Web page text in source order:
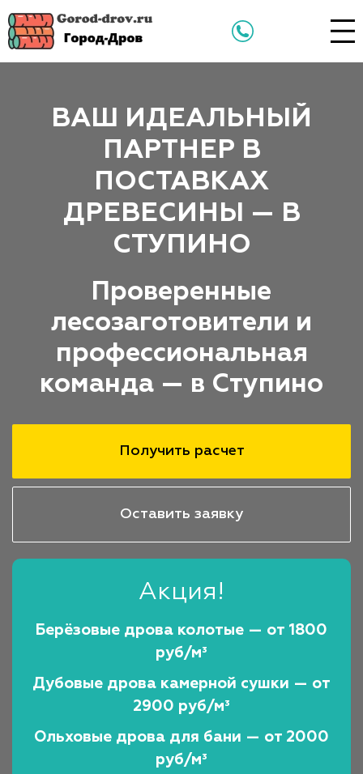
ВАШ ИДЕАЛЬНЫЙ
ПАРТНЕР В
ПОСТАВКАХ
ДРЕВЕСИНЫ — В
СТУПИНО
Проверенные
лесозаготовители и
профессиональная
команда — в Ступино
Получить расчет
Оставить заявку
Акция!
Берёзовые дрова колотые — от 1800
руб/м³
Дубовые дрова камерной сушки — от
2900 руб/м³
Ольховые дрова для бани — от 2000
руб/м³